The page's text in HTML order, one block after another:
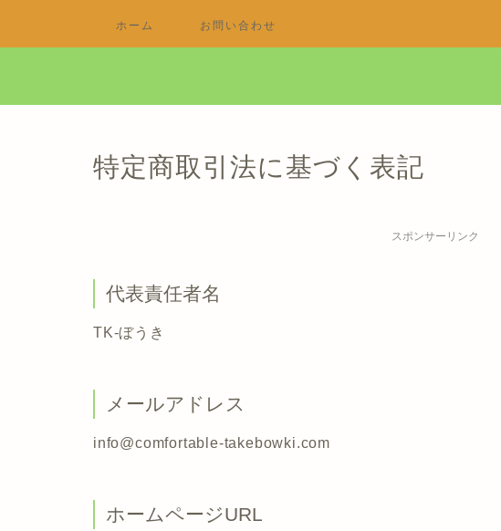
ホーム お問い合わせ
特定商取引法に基づく表記
スポンサーリンク
代表責任者名
TK-ぼうき
メールアドレス
info@comfortable-takebowki.com
ホームページURL